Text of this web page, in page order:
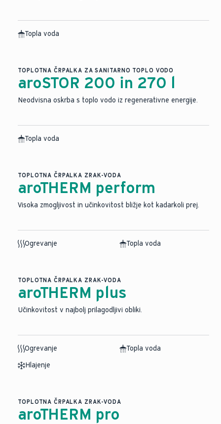
Topla voda
TOPLOTNA ČRPALKA ZA SANITARNO TOPLO VODO
aroSTOR 200 in 270 l
Neodvisna oskrba s toplo vodo iz regenerativne energije.
Topla voda
TOPLOTNA ČRPALKA ZRAK-VODA
aroTHERM perform
Visoka zmogljivost in učinkovitost bližje kot kadarkoli prej.
Ogrevanje Topla voda
TOPLOTNA ČRPALKA ZRAK-VODA
aroTHERM plus
Učinkovitost v najbolj prilagodljivi obliki.
Ogrevanje
Topla voda
Hlajenje
TOPLOTNA ČRPALKA ZRAK-VODA
aroTHERM pro